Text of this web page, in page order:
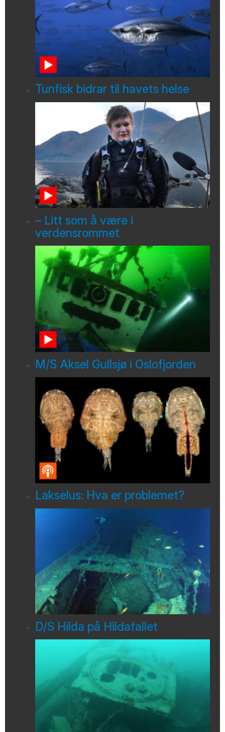
Tunfisk bidrar til havets helse
– Litt som å være i
verdensrommet
M/S Aksel Gullsjø i Oslofjorden
Lakselus: Hva er problemet?
D/S Hilda på Hildafallet